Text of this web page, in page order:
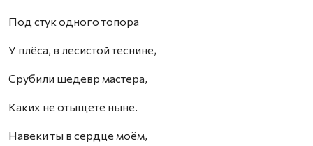
Под стук одного топора
У плёса, в лесистой теснине,
Срубили шедевр мастера,
Каких не отыщете ныне.
Навеки ты в сердце моём,